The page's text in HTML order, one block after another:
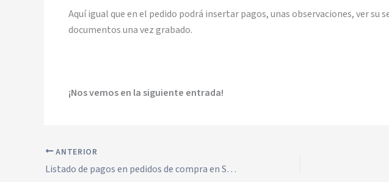
Aquí igual que en el pedido podrá insertar pagos, unas observaciones, ver su
documentos una vez grabado.
¡Nos vemos en la siguiente entrada!
ANTERIOR
Listado de pagos en pedidos de compra en Solincloud